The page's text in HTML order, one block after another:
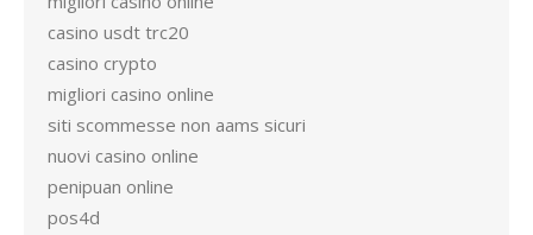
casino usdt trc20
casino crypto
migliori casino online
siti scommesse non aams sicuri
nuovi casino online
penipuan online
pos4d